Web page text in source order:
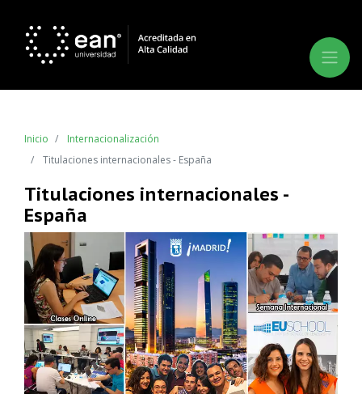
Inicio
Internacionalización
Titulaciones internacionales - España
Titulaciones internacionales -
España